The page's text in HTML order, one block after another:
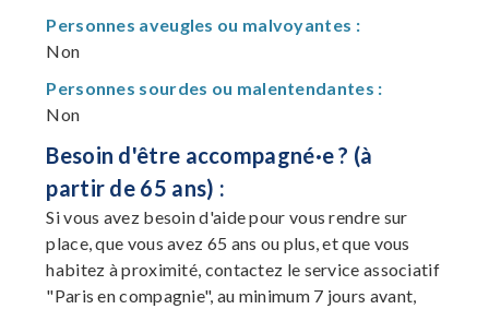
Personnes aveugles ou malvoyantes :
Non
Personnes sourdes ou malentendantes :
Non
Besoin d'être accompagné·e ? (à
partir de 65 ans) :
Si vous avez besoin d'aide pour vous rendre sur
place, que vous avez 65 ans ou plus, et que vous
habitez à proximité, contactez le service associatif
"Paris en compagnie", au minimum 7 jours avant,